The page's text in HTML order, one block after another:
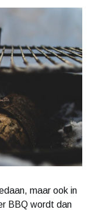
maar ook in
BBQ wordt dan